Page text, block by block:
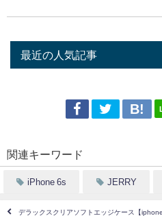
最近の人気記事
関連キーワード
iPhone 6s JERRY
デラックスクリアソフトエッジケース【